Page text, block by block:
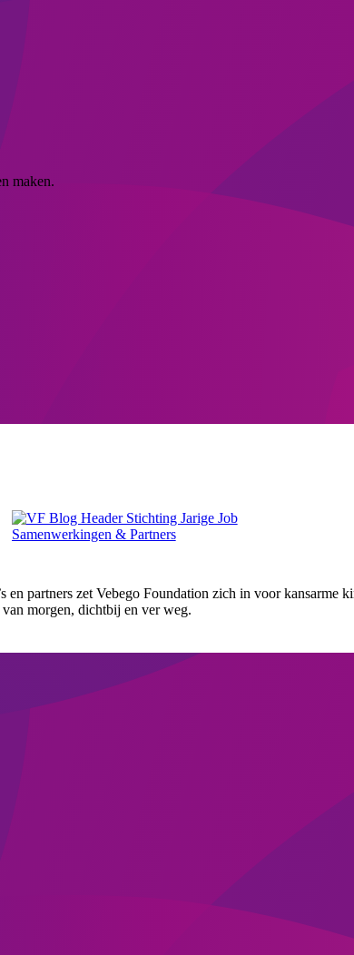
maken.
Samenwerkingen & Partners
en partners zet Vebego Foundation zich in voor
morgen, dichtbij en ver weg.